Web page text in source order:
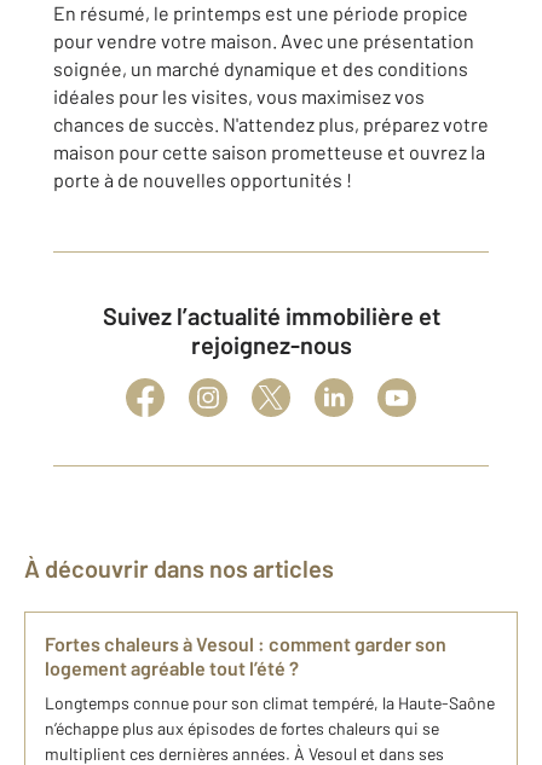
En résumé, le printemps est une période propice
pour vendre votre maison. Avec une présentation
soignée, un marché dynamique et des conditions
idéales pour les visites, vous maximisez vos
chances de succès. N'attendez plus, préparez votre
maison pour cette saison prometteuse et ouvrez la
porte à de nouvelles opportunités !
Suivez l’actualité immobilière et
rejoignez-nous
À découvrir dans nos articles
Fortes chaleurs à Vesoul : comment garder son
logement agréable tout l’été ?
Longtemps connue pour son climat tempéré, la Haute-Saône
n’échappe plus aux épisodes de fortes chaleurs qui se
multiplient ces dernières années. À Vesoul et dans ses